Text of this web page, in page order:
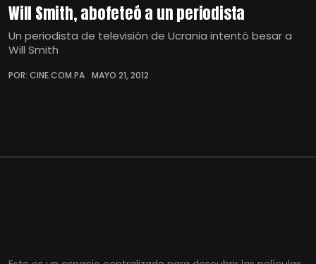
Will Smith, abofeteó a un periodista
Un periodista de televisión de Ucrania intentó besar a
Will Smith
POR: CINE.COM.PA MAYO 21, 2012